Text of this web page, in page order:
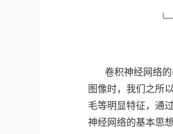
卷积神经网络
图像时，我们之所
毛等明显特征，通
神经网络的基本思